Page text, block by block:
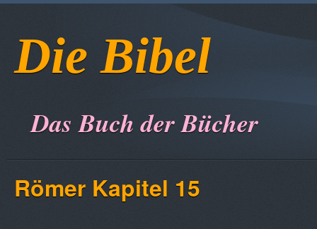
Die Bibel
Das Buch der Bücher
Römer Kapitel 15